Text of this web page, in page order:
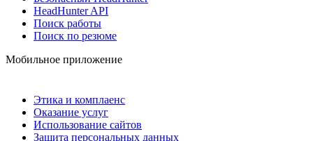
HeadHunter API
Поиск работы
Поиск по резюме
Мобильное приложение
Этика и комплаенс
Оказание услуг
Использование сайтов
Защита персональных данных